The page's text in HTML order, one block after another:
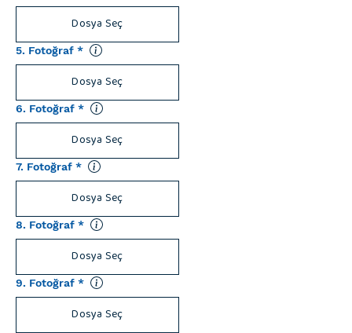
Dosya Seç
5. Fotoğraf *
Dosya Seç
6. Fotoğraf *
Dosya Seç
7. Fotoğraf *
Dosya Seç
8. Fotoğraf *
Dosya Seç
9. Fotoğraf *
Dosya Seç